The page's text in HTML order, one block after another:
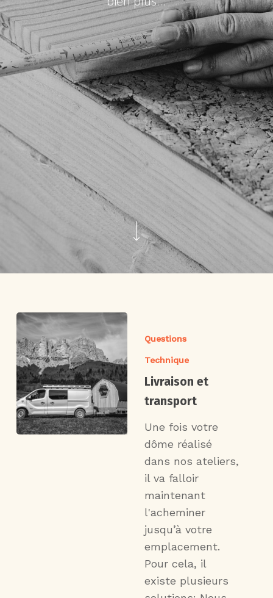
Questions
Technique
Livraison et
transport
Une fois votre
dôme réalisé
dans nos ateliers,
il va falloir
maintenant
l'acheminer
jusqu’à votre
emplacement.
Pour cela, il
existe plusieurs